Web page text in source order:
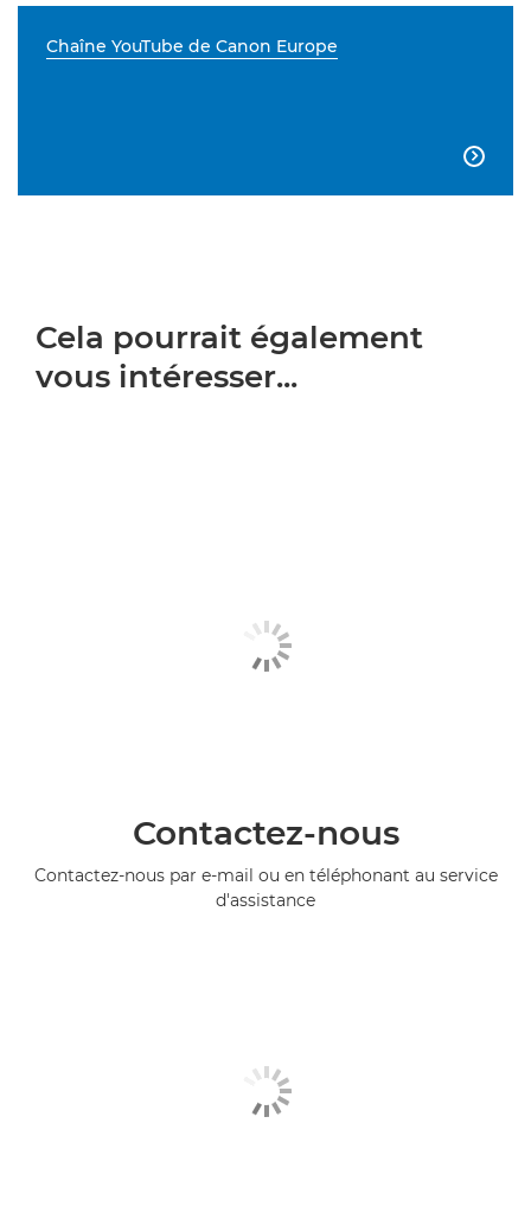
Chaîne YouTube de Canon Europe

Cela pourrait également
vous intéresser...
Contactez-nous
Contactez-nous par e-mail ou en téléphonant au service
d'assistance